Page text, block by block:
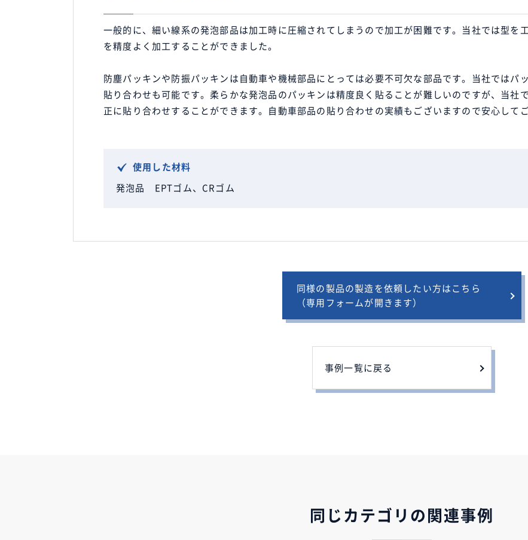
一般的に、細い線系の発泡部品は加工時に圧縮されてしまうので加工が困難です。当社では型を
を精度よく加工することができました。
防塵パッキンや防振パッキンは自動車や機械部品にとっては必要不可欠な部品です。当社ではパ
貼り合わせも可能です。柔らかな発泡品のパッキンは精度良く貼ることが難しいのですが、当社
正に貼り合わせすることができます。自動車部品の貼り合わせの実績もございますので安心して
使用した材料
発泡品 EPTゴム、CRゴム
同様の製品の製造を依頼したい方はこちら
（専用フォームが開きます）
事例一覧に戻る
同じカテゴリの関連事例